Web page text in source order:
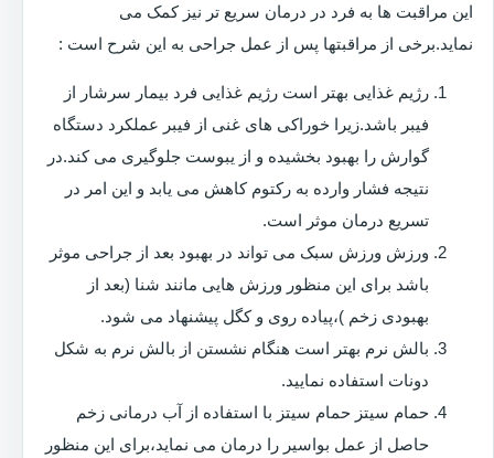
این مراقبت ها به فرد در درمان سریع تر نیز کمک می
نماید.برخی از مراقبتها پس از عمل جراحی به این شرح است :
رژیم غذایی بهتر است رژیم غذایی فرد بیمار سرشار از
فیبر باشد.زیرا خوراکی های غنی از فیبر عملکرد دستگاه
گوارش را بهبود بخشیده و از یبوست جلوگیری می کند.در
نتیجه فشار وارده به رکتوم کاهش می یابد و این امر در
تسریع درمان موثر است.
ورزش ورزش سبک می تواند در بهبود بعد از جراحی موثر
باشد برای این منظور ورزش هایی مانند شنا (بعد از
بهبودی زخم )،پیاده روی و کگل پیشنهاد می شود.
بالش نرم بهتر است هنگام نشستن از بالش نرم به شکل
دونات استفاده نمایید.
حمام سیتز حمام سیتز با استفاده از آب درمانی زخم
حاصل از عمل بواسیر را درمان می نماید،برای این منظور